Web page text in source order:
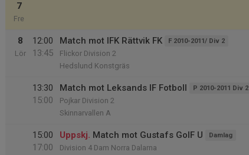
7
Fre
8
Lör
12:00
13:45
Match mot IFK Rättvik FK F 2010-2011/ Div 2
Flickor Division 2
Hedslund Konstgräs
13:30
15:00
Match mot Leksands IF Fotboll P 2010-2011 Div 2
Pojkar Division 2
Skinnarvallen A
15:00
17:00
Uppskj. Match mot Gustafs GoIF U Damlag
Division 4 Dam Norra Dalarna